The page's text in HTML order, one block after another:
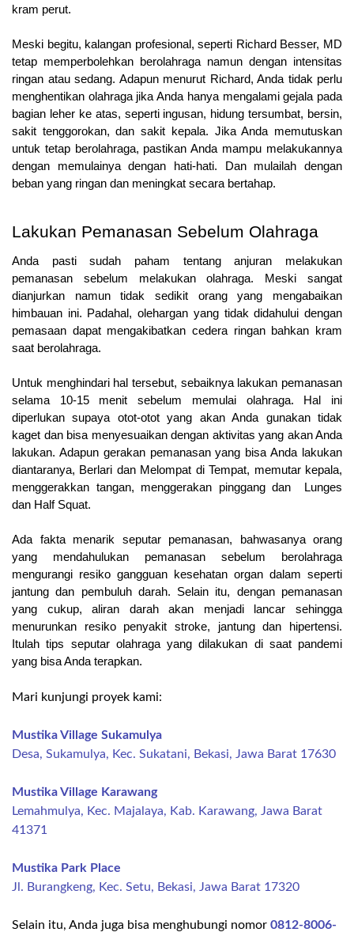
kram perut.
Meski begitu, kalangan profesional, seperti Richard Besser, MD
tetap memperbolehkan berolahraga namun dengan intensitas
ringan atau sedang. Adapun menurut Richard, Anda tidak perlu
menghentikan olahraga jika Anda hanya mengalami gejala pada
bagian leher ke atas, seperti ingusan, hidung tersumbat, bersin,
sakit tenggorokan, dan sakit kepala. Jika Anda memutuskan
untuk tetap berolahraga, pastikan Anda mampu melakukannya
dengan memulainya dengan hati-hati. Dan mulailah dengan
beban yang ringan dan meningkat secara bertahap.
Lakukan Pemanasan Sebelum Olahraga
Anda pasti sudah paham tentang anjuran melakukan
pemanasan sebelum melakukan olahraga. Meski sangat
dianjurkan namun tidak sedikit orang yang mengabaikan
himbauan ini. Padahal, olehargan yang tidak didahului dengan
pemasaan dapat mengakibatkan cedera ringan bahkan kram
saat berolahraga.
Untuk menghindari hal tersebut, sebaiknya lakukan pemanasan
selama 10-15 menit sebelum memulai olahraga. Hal ini
diperlukan supaya otot-otot yang akan Anda gunakan tidak
kaget dan bisa menyesuaikan dengan aktivitas yang akan Anda
lakukan. Adapun gerakan pemanasan yang bisa Anda lakukan
diantaranya, Berlari dan Melompat di Tempat, memutar kepala,
menggerakkan tangan, menggerakan pinggang dan  Lunges
dan Half Squat.
Ada fakta menarik seputar pemanasan, bahwasanya orang
yang mendahulukan pemanasan sebelum berolahraga
mengurangi resiko gangguan kesehatan organ dalam seperti
jantung dan pembuluh darah. Selain itu, dengan pemanasan
yang cukup, aliran darah akan menjadi lancar sehingga
menurunkan resiko penyakit stroke, jantung dan hipertensi.
Itulah tips seputar olahraga yang dilakukan di saat pandemi
yang bisa Anda terapkan.
Mari kunjungi proyek kami:
Mustika Village Sukamulya
Desa, Sukamulya, Kec. Sukatani, Bekasi, Jawa Barat 17630
Mustika Village Karawang
Lemahmulya, Kec. Majalaya, Kab. Karawang, Jawa Barat
41371
Mustika Park Place
Jl. Burangkeng, Kec. Setu, Bekasi, Jawa Barat 17320
Selain itu, Anda juga bisa menghubungi nomor 0812-8006-